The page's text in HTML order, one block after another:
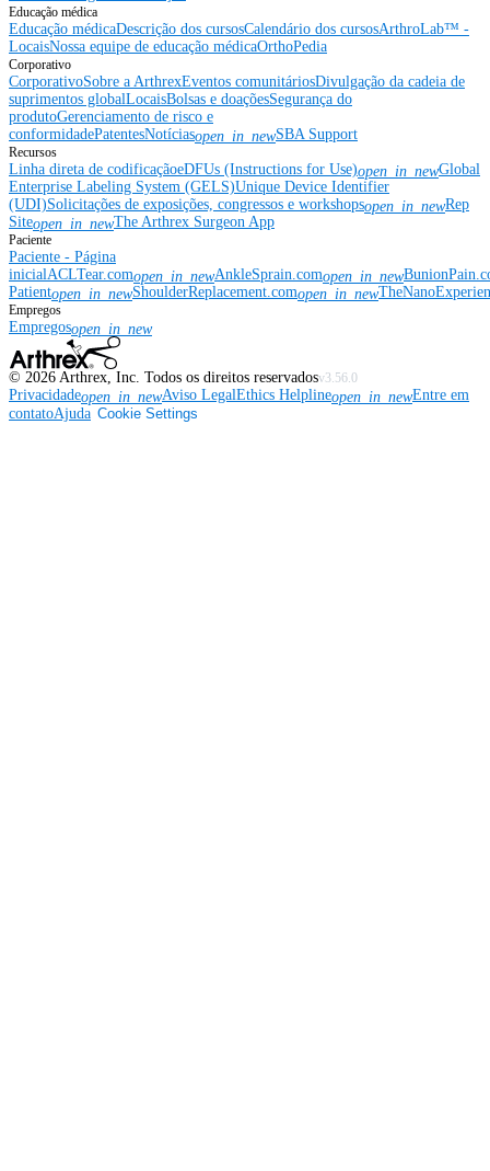
Educação médica
Educação médicaDescrição dos cursosCalendário dos cursosArthroLab™ -
LocaisNossa equipe de educação médicaOrthoPedia
Corporativo
CorporativoSobre a ArthrexEventos comunitáriosDivulgação da cadeia de
suprimentos globalLocaisBolsas e doaçõesSegurança do
produtoGerenciamento de risco e
conformidadePatentesNotíciasopen_in_newSBA Support
Recursos
Linha direta de codificaçãoeDFUs (Instructions for Use)open_in_newGlobal
Enterprise Labeling System (GELS)Unique Device Identifier
(UDI)Solicitações de exposições, congressos e workshopsopen_in_newRep
Siteopen_in_newThe Arthrex Surgeon App
Paciente
Paciente - Página
inicialACLTear.comopen_in_newAnkleSprain.comopen_in_new
Patientopen_in_newShoulderReplacement.comopen_in_new
Empregos
Empregosopen_in_new
© 2026 Arthrex, Inc. Todos os direitos reservadosv3.56.0
Privacidadeopen_in_newAviso LegalEthics Helplineopen_in_newEntre em
contatoAjuda Cookie Settings